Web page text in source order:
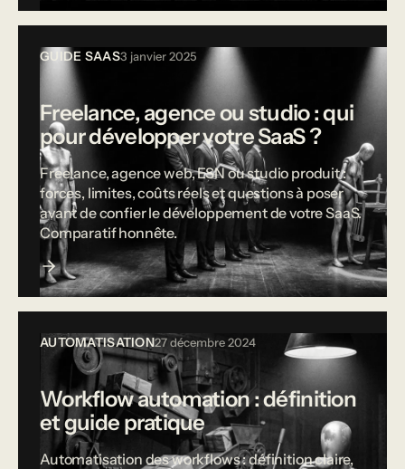
GUIDE SAAS3 janvier 2025
Freelance, agence ou studio : qui
pour développer votre SaaS ?
Freelance, agence web, ESN ou studio produit :
forces, limites, coûts réels et questions à poser
avant de confier le développement de votre SaaS.
Comparatif honnête.
AUTOMATISATION27 décembre 2024
Workflow automation : définition
et guide pratique
Automatisation des workflows : définition claire,